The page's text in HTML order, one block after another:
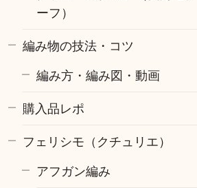
ーフ）
編み物の技法・コツ
編み方・編み図・動画
購入品レポ
フェリシモ（クチュリエ）
アフガン編み